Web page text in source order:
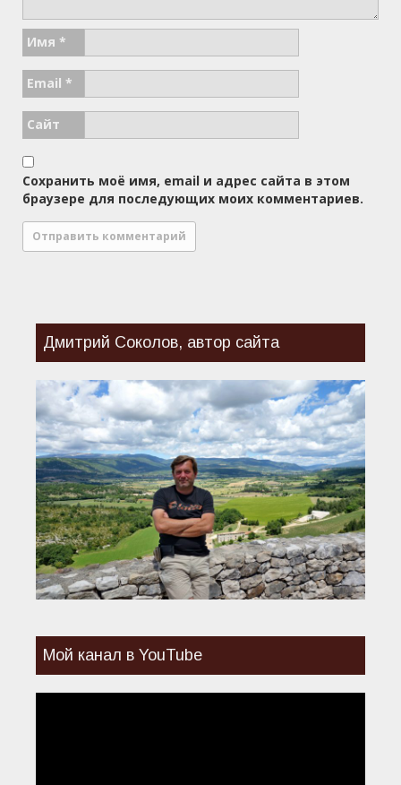
Имя *
Email *
Сайт
Сохранить моё имя, email и адрес сайта в этом
браузере для последующих моих комментариев.
Дмитрий Соколов, автор сайта
Мой канал в YouTube